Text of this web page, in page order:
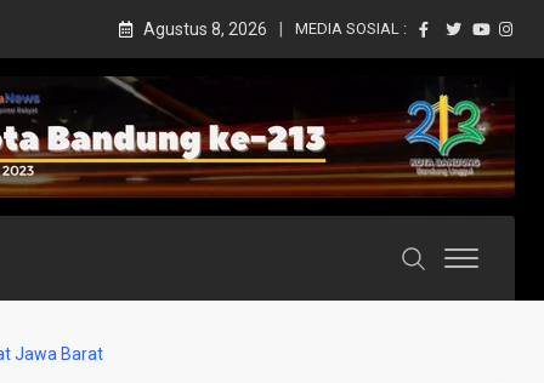
Agustus 8, 2026 MEDIA SOSIAL :
Jawa Barat